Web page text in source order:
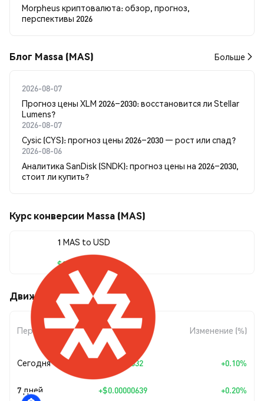
Morpheus криптовалюта: обзор, прогноз,
перспективы 2026
Блог Massa (MAS) Больше
2026-08-07
Прогноз цены XLM 2026–2030: восстановится ли Stellar
Lumens?
2026-08-07
Cysic (CYS): прогноз цены 2026–2030 — рост или спад?
2026-08-06
Аналитика SanDisk (SNDK): прогноз цены на 2026–2030,
стоит ли купить?
Курс конверсии Massa (MAS)
1 MAS to USD
$0.00320071
Движения цены Massa (MAS)
Период
Изменение
суммы
Изменение (%)
Сегодня $0.0000032 +0.10%
7 дней +$0.00000639 +0.20%